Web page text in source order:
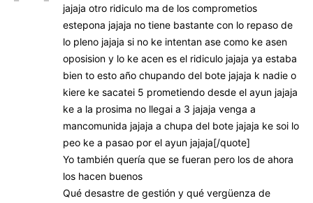
jajaja otro ridiculo ma de los comprometios
estepona jajaja no tiene bastante con lo repaso de
lo pleno jajaja si no ke intentan ase como ke asen
oposision y lo ke acen es el ridiculo jajaja ya estaba
bien to esto año chupando del bote jajaja k nadie o
kiere ke sacatei 5 prometiendo desde el ayun jajaja
ke a la prosima no llegai a 3 jajaja venga a
mancomunida jajaja a chupa del bote jajaja ke soi lo
peo ke a pasao por el ayun jajaja[/quote]
Yo también quería que se fueran pero los de ahora
los hacen buenos
Qué desastre de gestión y qué vergüenza de